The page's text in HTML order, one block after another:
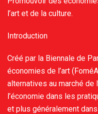
l’art et de la culture.
Introduction
Créé par la Biennale de
économies de l’art
alternatives au marché de
l’économie dans les
et plus généralement